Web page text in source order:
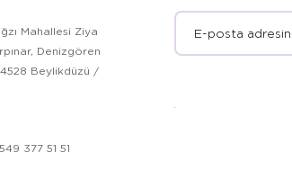
Mahallesi Ziya
Denizgören
Beylikdüzü /
377 51 51